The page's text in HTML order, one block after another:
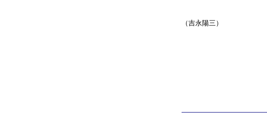
（吉永陽三）